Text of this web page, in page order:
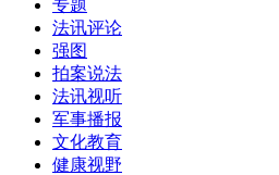
专题
法讯评论
强图
拍案说法
法讯视听
军事播报
文化教育
健康视野